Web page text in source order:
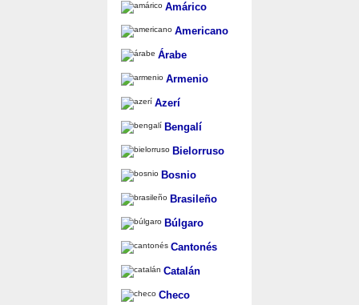
Amárico
Americano
Árabe
Armenio
Azerí
Bengalí
Bielorruso
Bosnio
Brasileño
Búlgaro
Cantonés
Catalán
Checo